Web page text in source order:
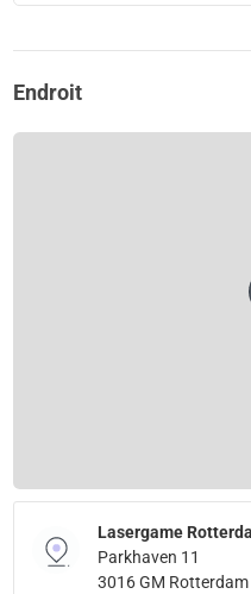
Endroit
Lasergame
Parkhaven 11
3016 GM Rotterdam